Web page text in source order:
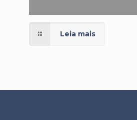
Leia mais